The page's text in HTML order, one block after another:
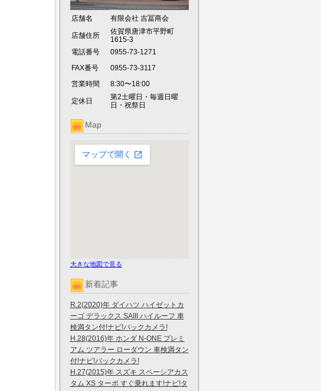
店舗名 有限会社 吉冨商会
店舗住所
佐賀県唐津市平野町
1615-3
電話番号
0955-73-1271
FAX番号
0955-73-3117
営業時間
8:30〜18:00
定休日
第2土曜日・毎週日曜
日・祝祭日
Map
大きな地図で見る
新着記事
R.2(2020)年 ダイハツ ハイゼットカ
ーゴ デラックス SAIII ハイルーフ 車
検満タン付!ナビ!バックカメラ!
H.28(2016)年 ホンダ N-ONE プレミ
アム ツアラー ローダウン 車検満タン
付!ナビ!バックカメラ!
H.27(2015)年 スズキ スペーシアカス
タム XS ターボ すぐ乗れます!ナビ!タ